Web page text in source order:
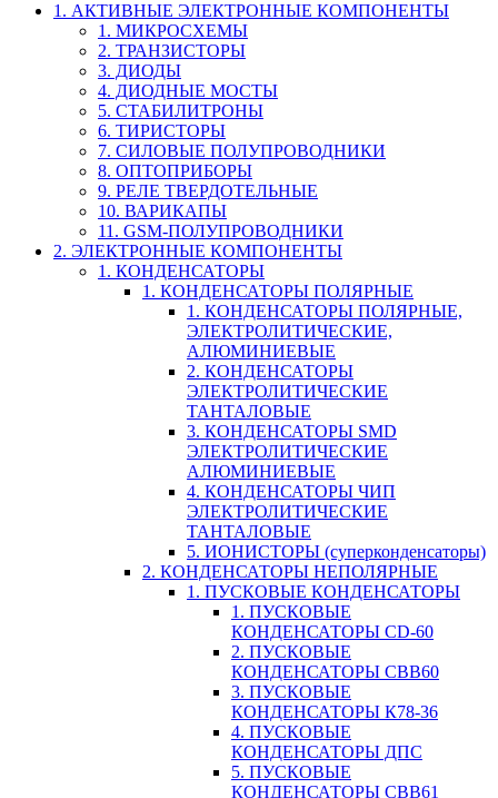
1. АКТИВНЫЕ ЭЛЕКТРОННЫЕ КОМПОНЕНТЫ
1. МИКРОСХЕМЫ
2. ТРАНЗИСТОРЫ
3. ДИОДЫ
4. ДИОДНЫЕ МОСТЫ
5. СТАБИЛИТРОНЫ
6. ТИРИСТОРЫ
7. СИЛОВЫЕ ПОЛУПРОВОДНИКИ
8. ОПТОПРИБОРЫ
9. РЕЛЕ ТВЕРДОТЕЛЬНЫЕ
10. ВАРИКАПЫ
11. GSM-ПОЛУПРОВОДНИКИ
2. ЭЛЕКТРОННЫЕ КОМПОНЕНТЫ
1. КОНДЕНСАТОРЫ
1. КОНДЕНСАТОРЫ ПОЛЯРНЫЕ
1. КОНДЕНСАТОРЫ ПОЛЯРНЫЕ,
ЭЛЕКТРОЛИТИЧЕСКИЕ,
АЛЮМИНИЕВЫЕ
2. КОНДЕНСАТОРЫ
ЭЛЕКТРОЛИТИЧЕСКИЕ
ТАНТАЛОВЫЕ
3. КОНДЕНСАТОРЫ SMD
ЭЛЕКТРОЛИТИЧЕСКИЕ
АЛЮМИНИЕВЫЕ
4. КОНДЕНСАТОРЫ ЧИП
ЭЛЕКТРОЛИТИЧЕСКИЕ
ТАНТАЛОВЫЕ
5. ИОНИСТОРЫ (суперконденсаторы)
2. КОНДЕНСАТОРЫ НЕПОЛЯРНЫЕ
1. ПУСКОВЫЕ КОНДЕНСАТОРЫ
1. ПУСКОВЫЕ
КОНДЕНСАТОРЫ CD-60
2. ПУСКОВЫЕ
КОНДЕНСАТОРЫ CBB60
3. ПУСКОВЫЕ
КОНДЕНСАТОРЫ К78-36
4. ПУСКОВЫЕ
КОНДЕНСАТОРЫ ДПС
5. ПУСКОВЫЕ
КОНДЕНСАТОРЫ CBB61